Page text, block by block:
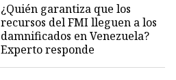
¿Quién garantiza que los
recursos del FMI lleguen a los
damnificados en Venezuela?
Experto responde